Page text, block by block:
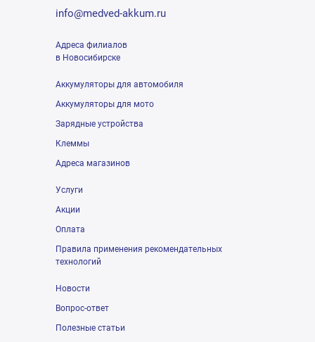
info@medved-akkum.ru
Адреса филиалов
в Новосибирске
Аккумуляторы для автомобиля
Аккумуляторы для мото
Зарядные устройства
Клеммы
Адреса магазинов
Услуги
Акции
Оплата
Правила применения рекомендательных
технологий
Новости
Вопрос-ответ
Полезные статьи